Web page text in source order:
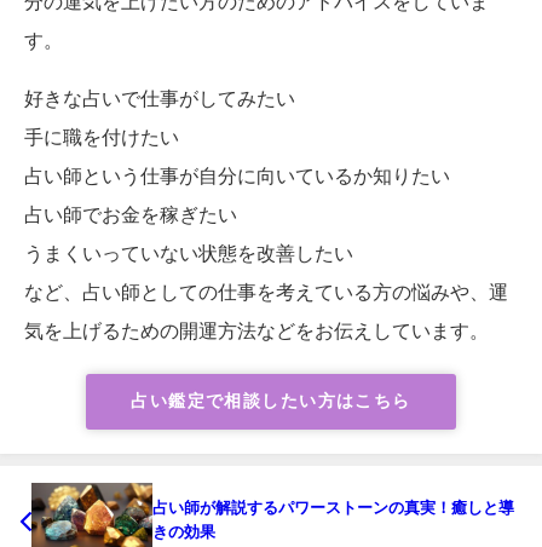
す。
好きな占いで仕事がしてみたい
手に職を付けたい
占い師という仕事が自分に向いているか知りたい
占い師でお金を稼ぎたい
うまくいっていない状態を改善したい
など、占い師としての仕事を考えている方の悩みや、運
気を上げるための開運方法などをお伝えしています。
占い鑑定で相談したい方はこちら
占い師が解説するパワーストーンの真実！癒しと導
きの効果